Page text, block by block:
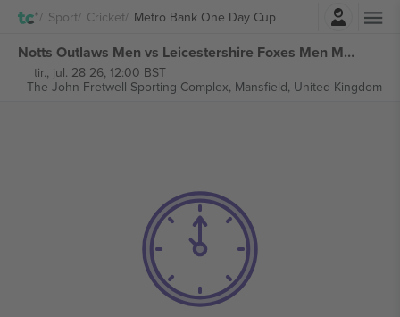
Sport Cricket Metro Bank One Day Cup
Logg Inn
Notts Outlaws Men vs Leicestershire Foxes Men Metro Bank One Day Cup billetter
tir., jul. 28 26, 12:00 BST
The John Fretwell Sporting Complex, Mansfield, United Kingdom